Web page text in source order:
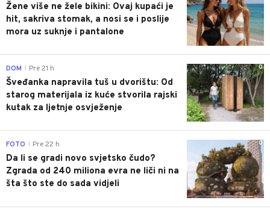
Žene više ne žele bikini: Ovaj kupaći je
hit, sakriva stomak, a nosi se i poslije
mora uz suknje i pantalone
0
DOM Pre 21 h
Šveđanka napravila tuš u dvorištu: Od
starog materijala iz kuće stvorila rajski
kutak za ljetnje osvježenje
0
FOTO Pre 22 h
Da li se gradi novo svjetsko čudo?
Zgrada od 240 miliona evra ne liči ni na
šta što ste do sada vidjeli